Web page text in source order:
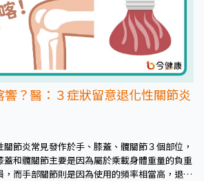
？醫：３症狀留意退化性關節炎
節炎常見發作於手、膝蓋、髖關節３個部位，
和髖關節主要是因為屬於乘載身體重量的負重
而手部關節則是因為使用的頻率相當高，退化